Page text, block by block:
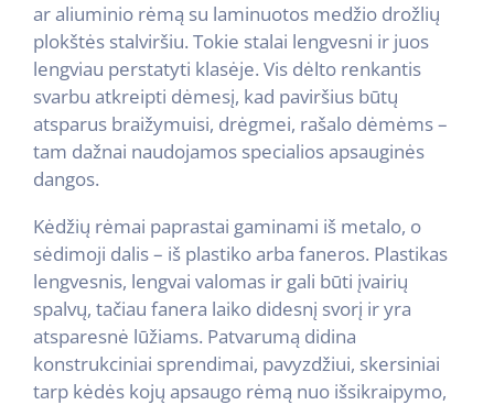
ar aliuminio rėmą su laminuotos medžio drožlių
plokštės stalviršiu. Tokie stalai lengvesni ir juos
lengviau perstatyti klasėje. Vis dėlto renkantis
svarbu atkreipti dėmesį, kad paviršius būtų
atsparus braižymuisi, drėgmei, rašalo dėmėms –
tam dažnai naudojamos specialios apsauginės
dangos.
Kėdžių rėmai paprastai gaminami iš metalo, o
sėdimoji dalis – iš plastiko arba faneros. Plastikas
lengvesnis, lengvai valomas ir gali būti įvairių
spalvų, tačiau fanera laiko didesnį svorį ir yra
atsparesnė lūžiams. Patvarumą didina
konstrukciniai sprendimai, pavyzdžiui, skersiniai
tarp kėdės kojų apsaugo rėmą nuo išsikraipymo,